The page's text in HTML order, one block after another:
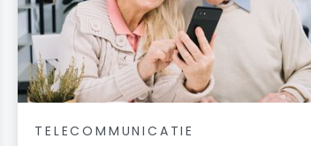
TELECOMMUNICATIE